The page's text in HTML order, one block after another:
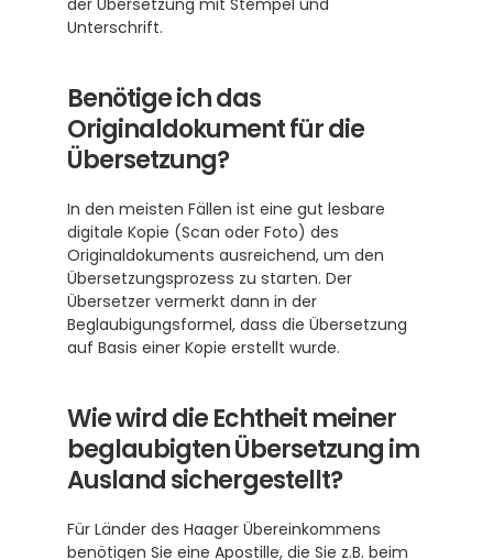
der Übersetzung mit Stempel und
Unterschrift.
Benötige ich das
Originaldokument für die
Übersetzung?
In den meisten Fällen ist eine gut lesbare
digitale Kopie (Scan oder Foto) des
Originaldokuments ausreichend, um den
Übersetzungsprozess zu starten. Der
Übersetzer vermerkt dann in der
Beglaubigungsformel, dass die Übersetzung
auf Basis einer Kopie erstellt wurde.
Wie wird die Echtheit meiner
beglaubigten Übersetzung im
Ausland sichergestellt?
Für Länder des Haager Übereinkommens
benötigen Sie eine Apostille, die Sie z.B. beim